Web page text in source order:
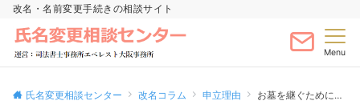
改名・名前変更手続きの相談サイト
Menu
氏名変更相談センター 改名コラム 申立理由 お墓を継ぐために戸籍の苗字を変更するには？